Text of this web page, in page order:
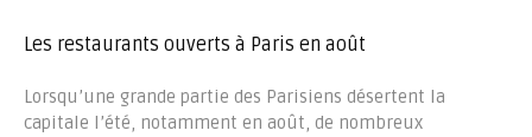
Les restaurants ouverts à Paris en août
Lorsqu’une grande partie des Parisiens désertent la
capitale l’été, notamment en août, de nombreux